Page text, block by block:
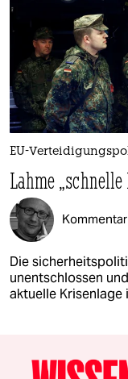
EU-
Lahme
Die
unentschlossen
aktuelle Krisenlage